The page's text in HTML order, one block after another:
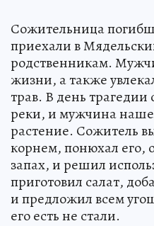
Сожительница
приехали в
родственникам.
жизни, а также
трав. В день трагедии
реки, и мужчина
растение. Сожитель
корнем, понюхал его,
запах, и решил
приготовил салат,
и предложил всем
его есть не стали.